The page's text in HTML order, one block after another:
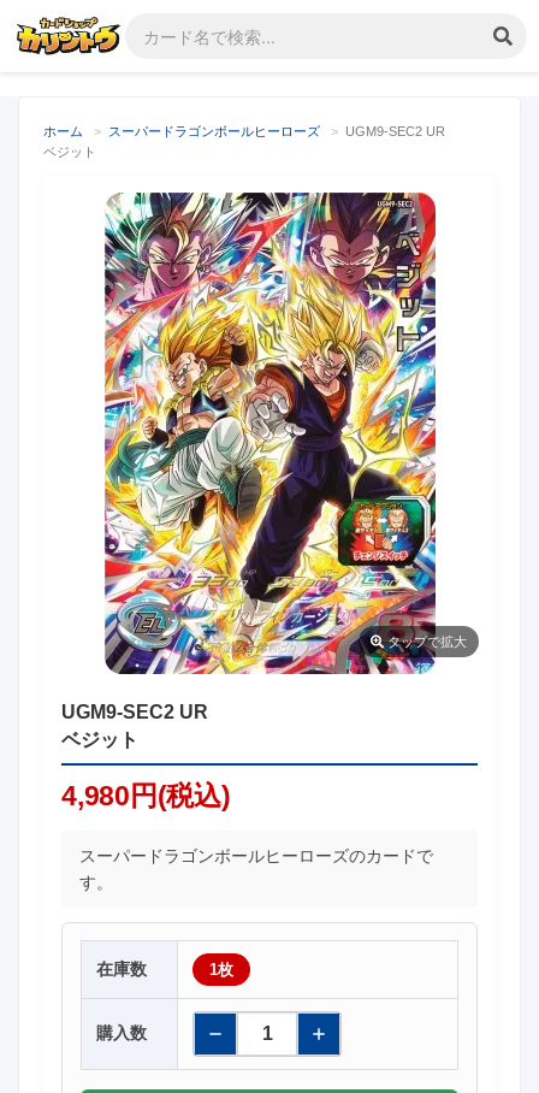
ホーム > スーパードラゴンボールヒーローズ > UGM9-SEC2 UR
ベジット
タップで拡大
UGM9-SEC2 UR
ベジット
4,980円(税込)
スーパードラゴンボールヒーローズのカードで
す。
在庫数 1枚
購入数